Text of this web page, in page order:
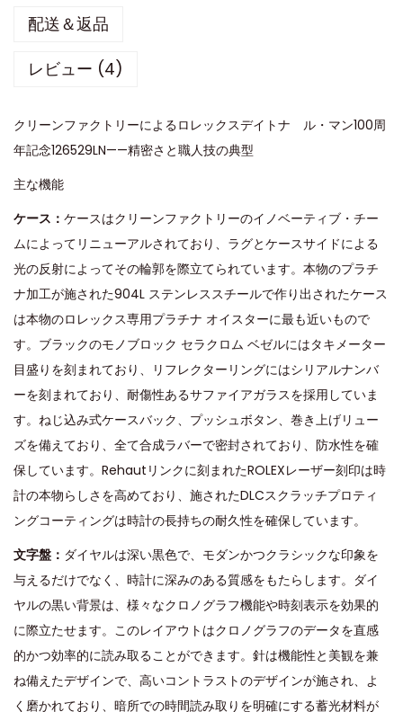
配送＆返品
レビュー (4)
クリーンファクトリーによるロレックスデイトナ ル・マン100周
年記念126529LN——精密さと職人技の典型
主な機能
ケース： ケースはクリーンファクトリーのイノベーティブ・チー
ムによってリニューアルされており、ラグとケースサイドによる
光の反射によってその輪郭を際立てられています。本物のプラチ
ナ加工が施された904L ステンレススチールで作り出されたケース
は本物のロレックス専用プラチナ オイスターに最も近いもので
す。ブラックのモノブロック セラクロム ベゼルにはタキメーター
目盛りを刻まれており、リフレクターリングにはシリアルナンバ
ーを刻まれており、耐傷性あるサファイアガラスを採用していま
す。ねじ込み式ケースバック、プッシュボタン、巻き上げリュー
ズを備えており、全て合成ラバーで密封されており、防水性を確
保しています。Rehautリンクに刻まれたROLEXレーザー刻印は時
計の本物らしさを高めており、施されたDLCスクラッチプロティ
ングコーティングは時計の長持ちの耐久性を確保しています。
文字盤： ダイヤルは深い黒色で、モダンかつクラシックな印象を
与えるだけでなく、時計に深みのある質感をもたらします。ダイ
ヤルの黒い背景は、様々なクロノグラフ機能や時刻表示を効果的
に際立たせます。このレイアウトはクロノグラフのデータを直感
的かつ効率的に読み取ることができます。針は機能性と美観を兼
ね備えたデザインで、高いコントラストのデザインが施され、よ
く磨かれており、暗所での時間読み取りを明確にする蓄光材料が